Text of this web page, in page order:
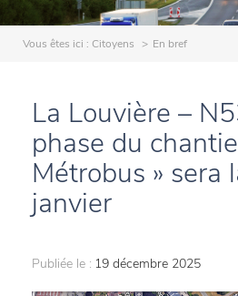
Vous êtes ici : Citoyens En bref
La Louvière –
phase du
Métrobus » sera
janvier
Publiée le : 19 décembre 2025